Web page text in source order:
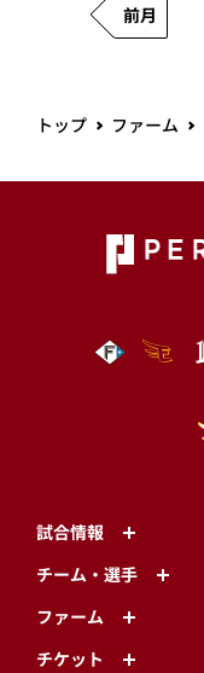
前月
トップ ファーム
試合情報
チーム・選手
ファーム
チケット